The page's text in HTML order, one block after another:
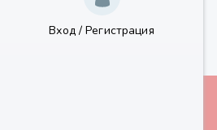
Вход /Регистрация